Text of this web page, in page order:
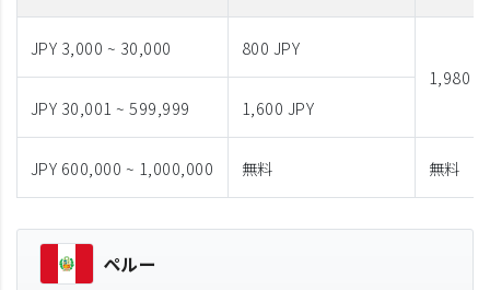
JPY 3,000 ~ 30,000
800 JPY
1,980
JPY 30,001 ~ 599,999
1,600 JPY
JPY 600,000 ~ 1,000,000 無料 無料
ペルー